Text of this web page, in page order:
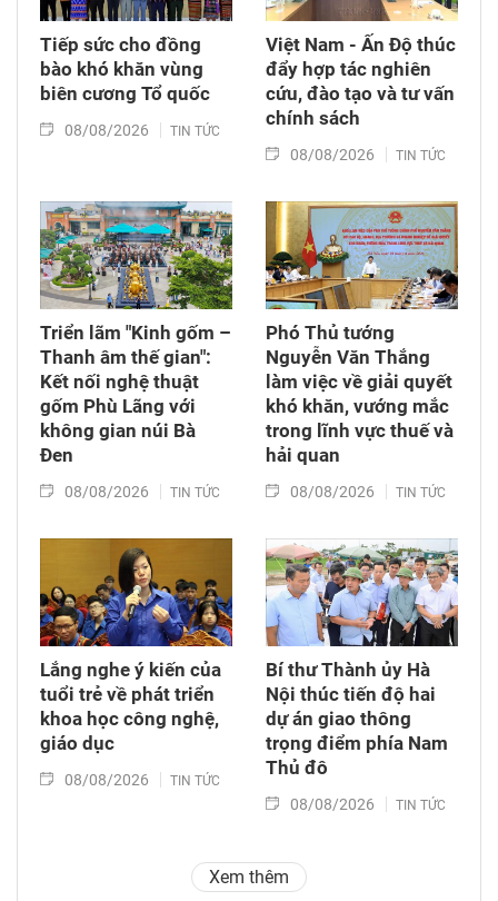
Tiếp sức cho đồng
bào khó khăn vùng
biên cương Tổ quốc
08/08/2026 TIN TỨC
Việt Nam - Ấn Độ thúc
đẩy hợp tác nghiên
cứu, đào tạo và tư vấn
chính sách
08/08/2026 TIN TỨC
Triển lãm "Kinh gốm –
Thanh âm thế gian":
Kết nối nghệ thuật
gốm Phù Lãng với
không gian núi Bà
Đen
08/08/2026 TIN TỨC
Phó Thủ tướng
Nguyễn Văn Thắng
làm việc về giải quyết
khó khăn, vướng mắc
trong lĩnh vực thuế và
hải quan
08/08/2026 TIN TỨC
Lắng nghe ý kiến của
tuổi trẻ về phát triển
khoa học công nghệ,
giáo dục
08/08/2026 TIN TỨC
Bí thư Thành ủy Hà
Nội thúc tiến độ hai
dự án giao thông
trọng điểm phía Nam
Thủ đô
08/08/2026 TIN TỨC
Xem thêm